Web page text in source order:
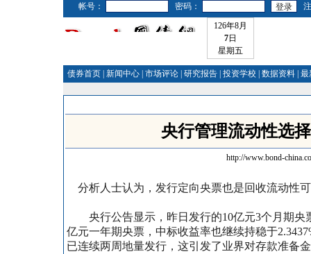
帐号： 密码：
126年8月
7日
星期五
债券首页 新闻中心 市场评论 研究报告 投资学校 数据资料 最
央行管理流动性选
http://www.bond-
分析人士认为，发行定向央票也是回收流动性
央行公告显示，昨日发行的10亿元3个月期央
亿元一年期央票，中标收益率也继续持稳于
已连续两周地量发行，这引发了业界对存款准备